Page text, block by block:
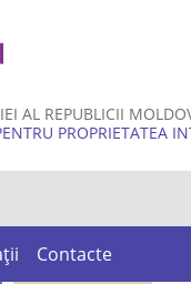
AL REPUBLICII
PROPRIETATEA
Contacte